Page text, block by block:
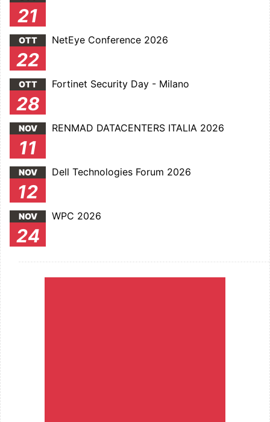
21
OTT
22
NetEye Conference 2026
OTT
28
Fortinet Security Day - Milano
NOV
11
RENMAD DATACENTERS ITALIA 2026
NOV
12
Dell Technologies Forum 2026
NOV
24
WPC 2026